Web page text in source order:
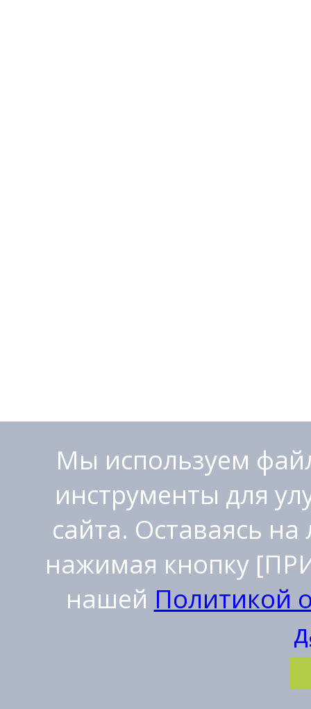
Мы используем
инструменты для
сайта. Оставаясь
нажимая кнопку
нашей Политикой